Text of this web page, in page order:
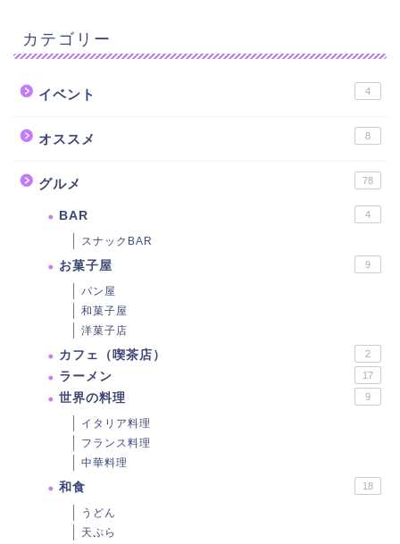
カテゴリー
イベント 4
オススメ 8
グルメ 78
BAR 4
スナックBAR
お菓子屋 9
パン屋
和菓子屋
洋菓子店
カフェ（喫茶店） 2
ラーメン 17
世界の料理 9
イタリア料理
フランス料理
中華料理
和食 18
うどん
天ぷら